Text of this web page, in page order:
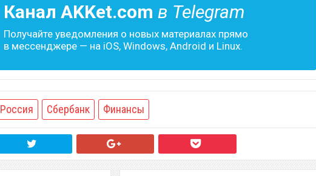
Канал AKKet.com в Telegram
Получайте уведомления о новых материалах прямо
в мессенджере — на iOS, Windows, Android и Linux.
Россия Сбербанк Финансы